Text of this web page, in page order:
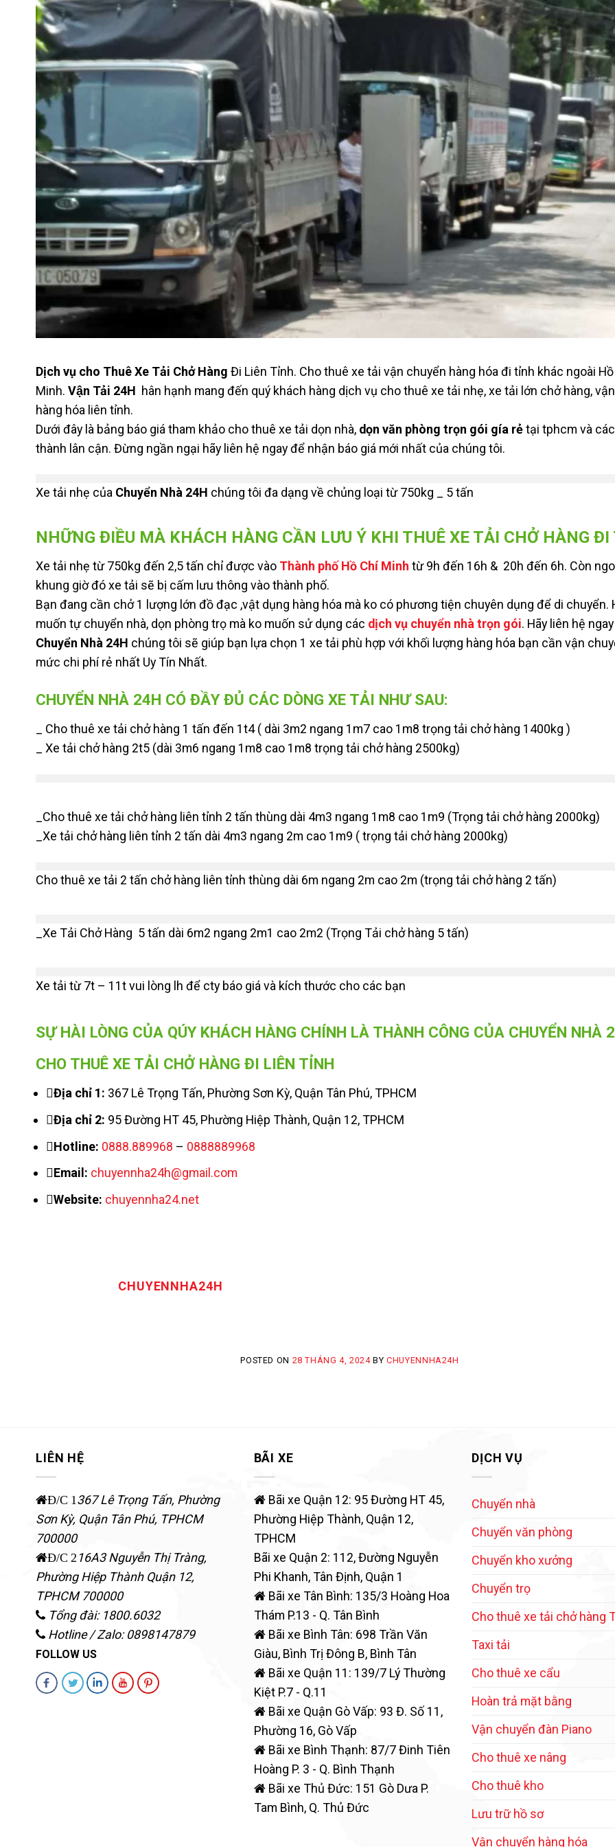
Dịch vụ cho Thuê Xe Tải Chở Hàng Đi Liên Tỉnh. Cho thuê xe tải vận chuyển hàng hóa đi tỉnh khác ngoài
Minh. Vận Tải 24H hân hạnh mang đến quý khách hàng dịch vụ cho thuê xe tải nhẹ, xe tải lớn chở hàng,
hàng hóa liên tỉnh.
Dưới đây là bảng báo giá tham khảo cho thuê xe tải dọn nhà, dọn văn phòng trọn gói gía rẻtại tphcm và
thành lân cận. Đừng ngần ngại hãy liên hệ ngay để nhận báo giá mới nhất của chúng tôi.
Xe tải nhẹ của Chuyển Nhà 24H chúng tôi đa dạng về chủng loại từ 750kg _ 5 tấn
NHỮNG ĐIỀU MÀ KHÁCH HÀNG CẦN LƯU Ý KHI THUÊ XE TẢI CHỞ HÀNG
Xe tải nhẹ từ 750kg đến 2,5 tấn chỉ được vào Thành phố Hồ Chí Minh từ 9h đến 16h & 20h đến 6h. Còn
khung giờ đó xe tải sẽ bị cấm lưu thông vào thành phố.
Bạn đang cần chở 1 lượng lớn đồ đạc ,vật dụng hàng hóa mà ko có phương tiện chuyên dụng để di chuyển.
muốn tự chuyển nhà, dọn phòng trọ mà ko muốn sử dụng các dịch vụ chuyển nhà trọn gói. Hãy liên hệ
Chuyển Nhà 24H chúng tôi sẽ giúp bạn lựa chọn 1 xe tải phù hợp với khối lượng hàng hóa bạn cần vận
mức chi phí rẻ nhất Uy Tín Nhất.
CHUYỂN NHÀ 24H CÓ ĐẦY ĐỦ CÁC DÒNG XE TẢI NHƯ SAU:
_ Cho thuê xe tải chở hàng 1 tấn đến 1t4 ( dài 3m2 ngang 1m7 cao 1m8 trọng tải chở hàng 1400kg )
_ Xe tải chở hàng 2t5 (dài 3m6 ngang 1m8 cao 1m8 trọng tải chở hàng 2500kg)
_Cho thuê xe tải chở hàng liên tỉnh 2 tấn thùng dài 4m3 ngang 1m8 cao 1m9 (Trọng tải chở hàng 2000kg)
_Xe tải chở hàng liên tỉnh 2 tấn dài 4m3 ngang 2m cao 1m9 ( trọng tải chở hàng 2000kg)
Cho thuê xe tải 2 tấn chở hàng liên tỉnh thùng dài 6m ngang 2m cao 2m (trọng tải chở hàng 2 tấn)
_Xe Tải Chở Hàng 5 tấn dài 6m2 ngang 2m1 cao 2m2 (Trọng Tải chở hàng 5 tấn)
Xe tải từ 7t – 11t vui lòng lh để cty báo giá và kích thước cho các bạn
SỰ HÀI LÒNG CỦA QÚY KHÁCH HÀNG CHÍNH LÀ THÀNH CÔNG CỦA CHUYỂN NHÀ
CHO THUÊ XE TẢI CHỞ HÀNG ĐI LIÊN TỈNH
Địa chỉ 1: 367 Lê Trọng Tấn, Phường Sơn Kỳ, Quận Tân Phú, TPHCM
Địa chỉ 2: 95 Đường HT 45, Phường Hiệp Thành, Quận 12, TPHCM
Hotline: 0888.889968 – 0888889968
Email: chuyennha24h@gmail.com
Website: chuyennha24.net
CHUYENNHA24H
POSTED ON 28 THÁNG 4, 2024BYCHUYENNHA24H
LIÊN HỆ
Đ/C 1 367 Lê Trọng Tấn, Phường
Sơn Kỳ, Quận Tân Phú, TPHCM
700000
Đ/C 2 16A3 Nguyễn Thị Tràng,
Phường Hiệp Thành Quận 12,
TPHCM 700000
Tổng đài: 1800.6032
Hotline / Zalo: 0898147879
FOLLOW US
BÃI XE
Bãi xe Quận 12: 95 Đường HT 45,
Phường Hiệp Thành, Quận 12,
TPHCM
Bãi xe Quận 2: 112, Đường Nguyễn
Phi Khanh, Tân Định, Quận 1
Bãi xe Tân Bình: 135/3 Hoàng Hoa
Thám P.13 - Q. Tân Bình
Bãi xe Bình Tân: 698 Trần Văn
Giàu, Bình Trị Đông B, Bình Tân
Bãi xe Quận 11: 139/7 Lý Thường
Kiệt P.7 - Q.11
Bãi xe Quận Gò Vấp: 93 Đ. Số 11,
Phường 16, Gò Vấp
Bãi xe Bình Thạnh: 87/7 Đinh Tiên
Hoàng P. 3 - Q. Bình Thạnh
Bãi xe Thủ Đức: 151 Gò Dưa P.
Tam Bình, Q. Thủ Đức
DỊCH VỤ
Chuyển nhà
Chuyển văn phòng
Chuyển kho xưởng
Chuyển trọ
Cho thuê xe tải chở hàng
Taxi tải
Cho thuê xe cẩu
Hoàn trả mặt bằng
Vận chuyển đàn Piano
Cho thuê xe nâng
Cho thuê kho
Lưu trữ hồ sơ
Vận chuyển hàng hóa